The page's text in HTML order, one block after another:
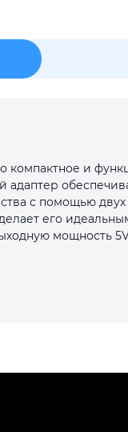
компактное и
адаптер
с помощью
его
мощность
Подробнее
недели
8